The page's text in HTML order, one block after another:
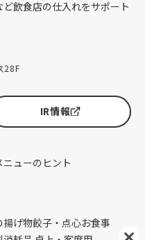
飲食店の仕入れをサポート
28F
IR情報
ニューのヒント
揚げ物餃子・点心お食事